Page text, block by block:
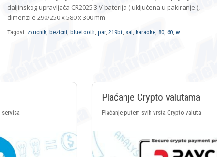
daljinskog upravljača CR2025 3 V baterija ( uključena u pakiranje ),
dimenzije 290/250 x 580 x 300 mm
Tagovi: zvucnik, bezicni, bluetooth, par, 219bt, sal , karaoke, 80, 60, w
Plaćanje Crypto valutama
Plaćanje putem svih vrsta Crypto valuta